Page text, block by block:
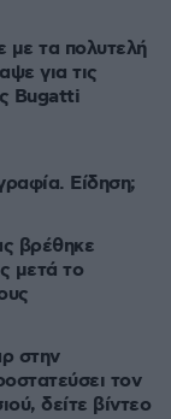
τα πολυτελή
για τις
Bugatti
Είδηση;
βρέθηκε
μετά το
στην
τον
δείτε βίντεο